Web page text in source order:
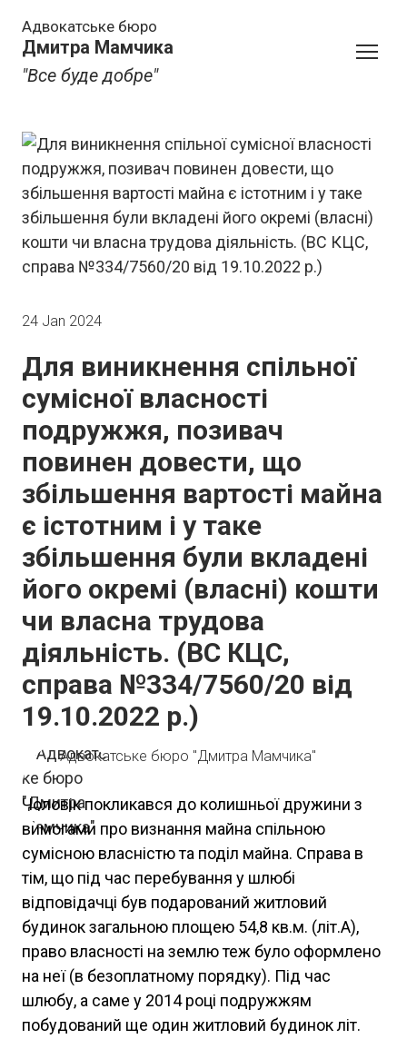
Адвокатське бюро
Дмитра Мамчика
"Все буде добре"
24 Jan 2024
Для виникнення спільної
сумісної власності
подружжя, позивач
повинен довести, що
збільшення вартості майна
є істотним і у таке
збільшення були вкладені
його окремі (власні) кошти
чи власна трудова
діяльність. (ВС КЦС,
справа №334/7560/20 від
19.10.2022 р.)
Адвокатське бюро "Дмитра Мамчика"
Чоловік покликався до колишньої дружини з
вимогами про визнання майна спільною
сумісною власністю та поділ майна. Справа в
тім, що під час перебування у шлюбі
відповідачці був подарований житловий
будинок загальною площею 54,8 кв.м. (літ.А),
право власності на землю теж було оформлено
на неї (в безоплатному порядку). Під час
шлюбу, а саме у 2014 році подружжям
побудований ще один житловий будинок літ.